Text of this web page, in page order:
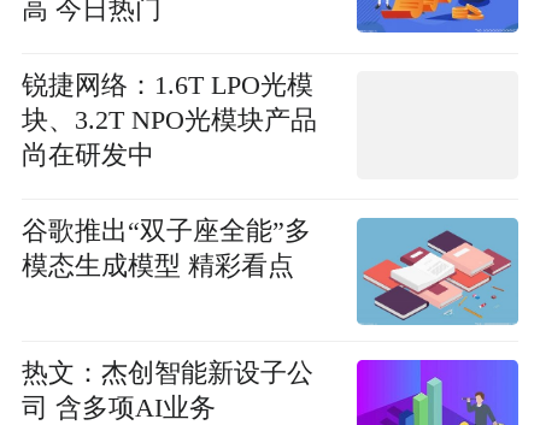
高 今日热门
锐捷网络：1.6T LPO光模
块、3.2T NPO光模块产品
尚在研发中
谷歌推出“双子座全能”多
模态生成模型 精彩看点
热文：杰创智能新设子公
司 含多项AI业务